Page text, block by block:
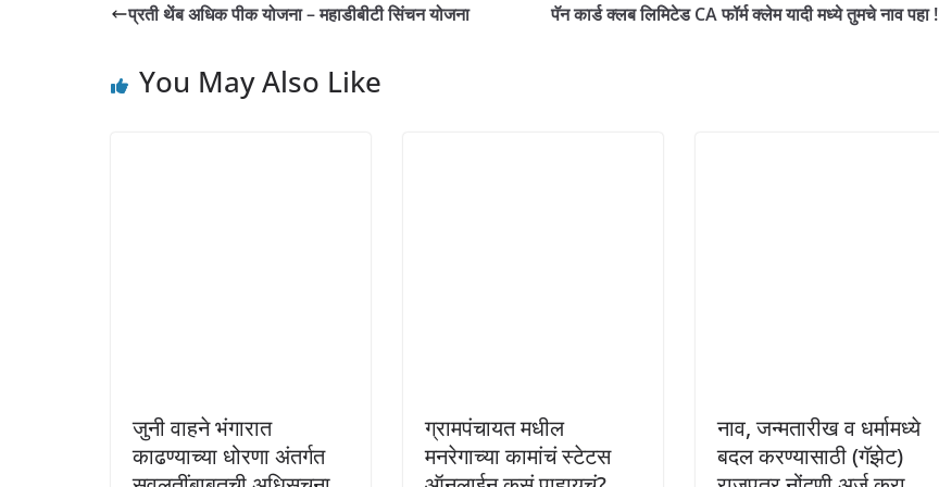
प्रती थेंब अधिक पीक योजना – महाडीबीटी सिंचन योजना पॅन कार्ड क्लब लिमिटेड CA फॉर्म क्लेम यादी मध्ये तुमचे नाव पहा !
You May Also Like
जुनी वाहने भंगारात
काढण्याच्या धोरणा अंतर्गत
ग्रामपंचायत मधील
मनरेगाच्या कामांचं स्टेटस
नाव, जन्मतारीख व धर्मामध्ये
बदल करण्यासाठी (गॅझेट)